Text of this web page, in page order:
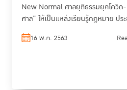
ดาวน์โหลดเอกสารประกอบการบรรยาย
อ่านต่อ
New Normal ศาลยุติธรรมยุคโควิด-
ศาล” ให้เป็นแหล่งเรียนรู้กฎหมาย ประ
ถึงง่าย ตรวจสอบได้ทุกคดี
16 พ.ค. 2563